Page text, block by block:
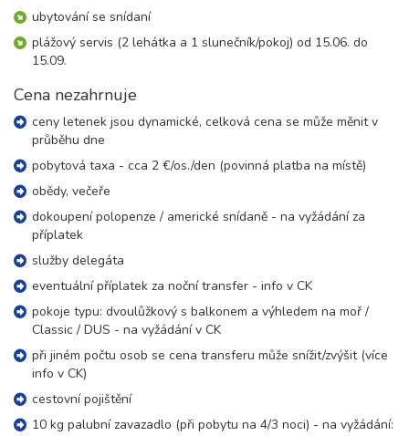
22.09. - 29.09.26
úterý - úterý
26.09. - 29.09.26
17 600 Kč rezervovat
29.09. - 03.10.26
5 dní (4 noci)
20 000 Kč
29.09. - 06.10.26
27 600 Kč
říjen 2026
03.10. - 06.10.26
sobota - úterý
4 dny (3 noci)
17 300 Kč
06.10. - 10.10.26
5 dní (4 noci)
ubytování se snídaní
plážový servis (2 lehátka a 1 slunečník/pokoj) od 15.06. do
15.09.
Cena nezahrnuje
ceny letenek jsou dynamické, celková cena se může měnit v
průběhu dne
pobytová taxa - cca 2 €/os./den (povinná platba na místě)
obědy, večeře
dokoupení polopenze / americké snídaně - na vyžádání za
příplatek
služby delegáta
eventuální příplatek za noční transfer - info v CK
pokoje typu: dvoulůžkový s balkonem a výhledem na moř /
Classic / DUS - na vyžádání v CK
při jiném počtu osob se cena transferu může snížit/zvýšit (více
info v CK)
cestovní pojištění
10 kg palubní zavazadlo (při pobytu na 4/3 noci) - na vyžádání: